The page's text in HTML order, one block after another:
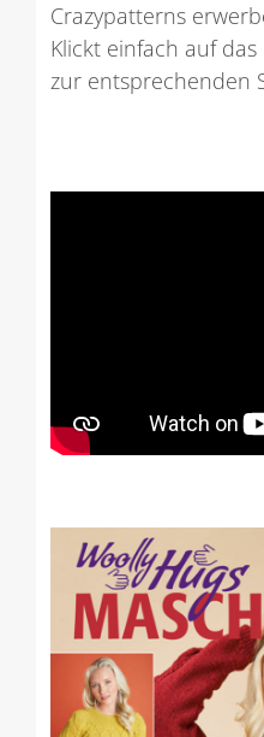
Crazypatterns
Klickt einfach auf
zur entsprechenden